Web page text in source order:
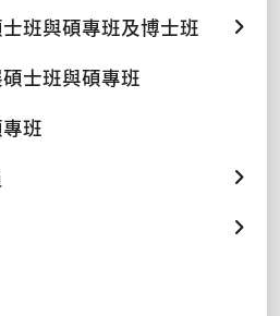
班與碩專班及博士班
士班與碩專班
班